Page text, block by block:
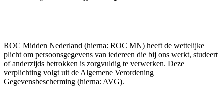
ROC Midden Nederland (hierna: ROC MN) heeft de wettelijke
plicht om persoonsgegevens van iedereen die bij ons werkt, studeert
of anderzijds betrokken is zorgvuldig te verwerken. Deze
verplichting volgt uit de Algemene Verordening
Gegevensbescherming (hierna: AVG).